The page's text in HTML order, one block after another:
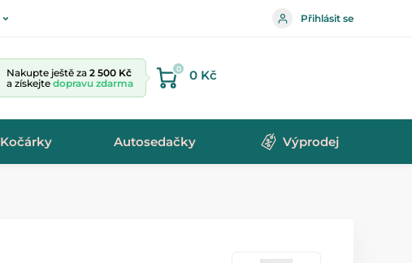
Přihlásit se
Nakupte ještě za 2 500 Kč
a získejte dopravu zdarma
0 0 Kč
Kočárky Autosedačky Výprodej